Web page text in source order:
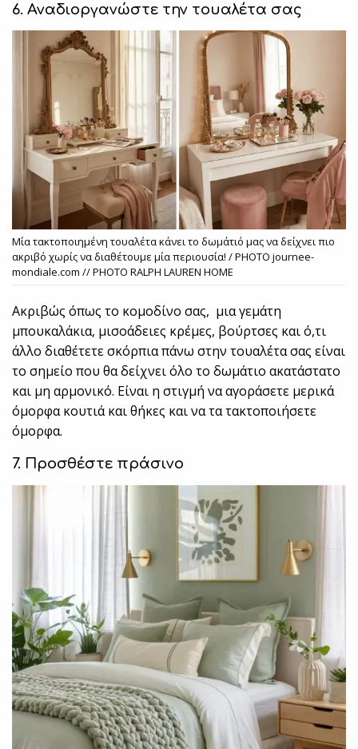
6. Αναδιοργανώστε την τουαλέτα σας
Μία τακτοποιημένη τουαλέτα κάνει το δωμάτιό μας να δείχνει πιο
ακριβό χωρίς να διαθέτουμε μία περιουσία! / PHOTO journee-
mondiale.com // PHOTO RALPH LAUREN HOME
Ακριβώς όπως το κομοδίνο σας, μια γεμάτη
μπουκαλάκια, μισοάδειες κρέμες, βούρτσες και ό,τι
άλλο διαθέτετε σκόρπια πάνω στην τουαλέτα σας είναι
το σημείο που θα δείχνει όλο το δωμάτιο ακατάστατο
και μη αρμονικό. Είναι η στιγμή να αγοράσετε μερικά
όμορφα κουτιά και θήκες και να τα τακτοποιήσετε
όμορφα.
7. Προσθέστε πράσινο